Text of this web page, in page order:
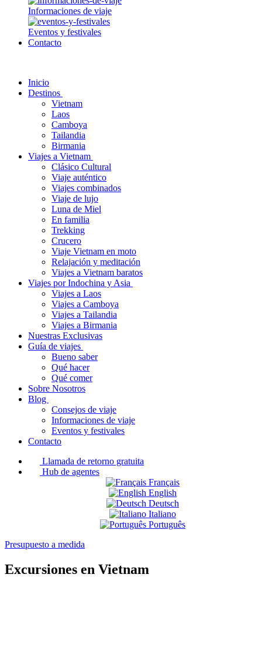
Informaciones de viaje
Eventos y festivales
Contacto
Inicio
Destinos
Vietnam
Laos
Camboya
Tailandia
Birmania
Viajes a Vietnam
Clásico Cultural
Viaje auténtico
Viajes combinados
Viaje de lujo
Luna de Miel
En familia
Trekking
Crucero
Viaje Vietnam en moto
Relajación y meditación
Viajes a Vietnam baratos
Viajes por Indochina y Asia
Viajes a Laos
Viajes a Camboya
Viajes a Tailandia
Viajes a Birmania
Nuestras Exclusivas
Guía de viajes
Bueno saber
Qué hacer
Qué comer
Sobre Nosotros
Blog
Consejos de viaje
Informaciones de viaje
Eventos y festivales
Contacto
Llamada de retorno gratuita
Hub de agentes
Français
English
Deutsch
Italiano
Português
Presupuesto a medida
Excursiones en Vietnam